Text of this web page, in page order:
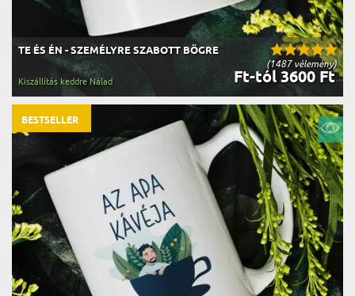
(1487 vélemény)
TE ÉS ÉN - SZEMÉLYRE SZABOTT BÖGRE
Ft-tól 3600 Ft
Kiszállítás keddre Nálad
BESTSELLER